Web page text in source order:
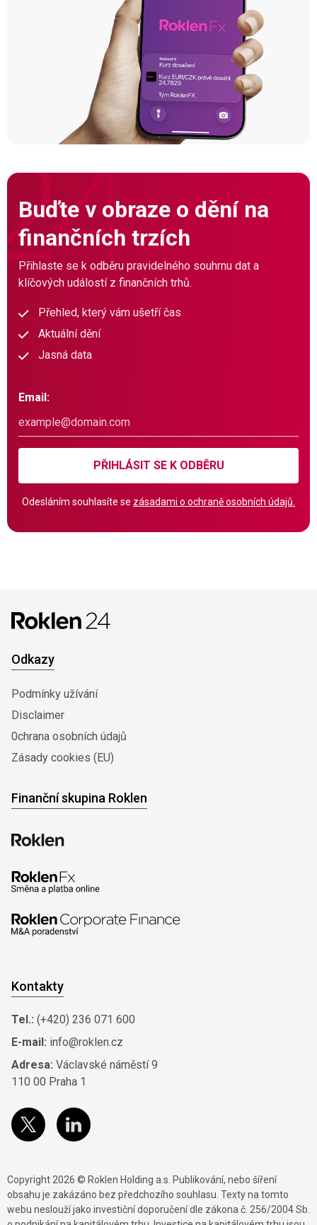
Buďte v obraze o dění na
finančních trzích
Přihlaste se k odběru pravidelného souhrnu dat a
klíčových událostí z finančních trhů.
Přehled, který vám ušetří čas
Aktuální dění
Jasná data
Email:
PŘIHLÁSIT SE K ODBĚRU
Odesláním souhlasíte se zásadami o ochraně osobních údajů.
Odkazy
Podmínky užívání
Disclaimer
0chrana osobních údajů
Zásady cookies (EU)
Finanční skupina Roklen
Kontakty
Tel.: (+420) 236 071 600
E-mail: info@roklen.cz
Adresa: Václavské náměstí 9
110 00 Praha 1
Copyright 2026 © Roklen Holding a.s. Publikování, nebo šíření
obsahu je zakázáno bez předchozího souhlasu. Texty na tomto
webu neslouží jako investiční doporučení dle zákona č. 256/2004 Sb.